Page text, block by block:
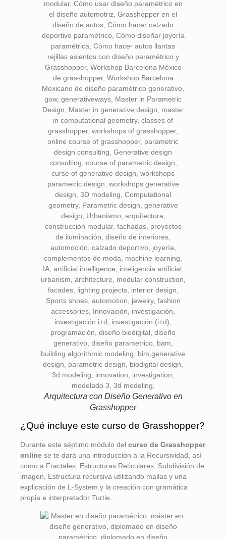
Arquitectura con Diseño Generativo en
Grasshopper
¿Qué incluye este curso de Grasshopper?
Durante este séptimo módulo del curso de Grasshopper
online se te dará una introducción a la Recursividad, así
como a Fractales, Estructuras Reticulares, Subdivisión de
imagen, Estructura recursiva utilizando mallas y una
explicación de L-System y la creación con gramática
propia e interpretador Turtie.